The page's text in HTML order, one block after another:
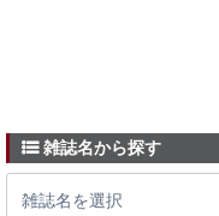
雑誌名から探す